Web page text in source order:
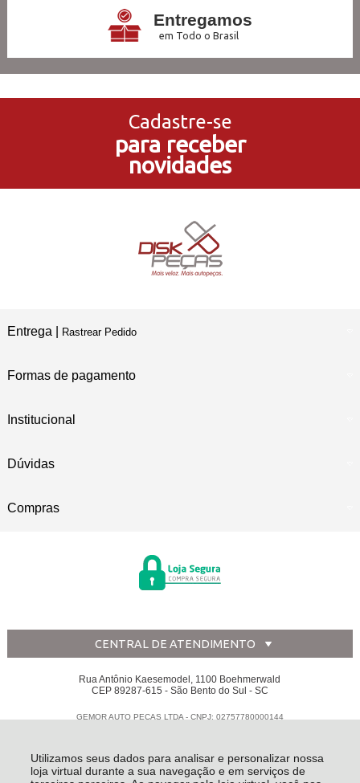
Utilizamos seus dados para analisar e personalizar nossa
loja virtual durante a sua navegação e em serviços de
Entregamos
em Todo o Brasil
no Cartão de Crédito
5% de Desconto
no Pagamento PIX
Em Nossas Lojas Físicas
Cadastre-se
para receber
novidades
Entrega | Rastrear Pedido
Formas de pagamento
Institucional
Dúvidas
Compras
CENTRAL DE ATENDIMENTO
Rua Antônio Kaesemodel, 1100 Boehmerwald
CEP 89287-615 - São Bento do Sul - SC
GEMOR AUTO PECAS LTDA - CNPJ: 02757780000144